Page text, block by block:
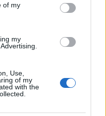
of my
my
Use,
of my
with the
italiano,
si bevono
bufala: “si muore
Israele”.
nella puntata di
della “pillola
mediamainstream,